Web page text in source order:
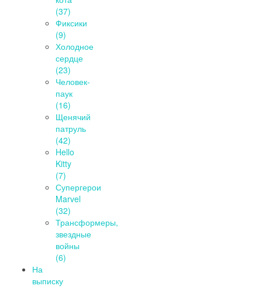
(37)
Фиксики
(9)
Холодное
сердце
(23)
Человек-
паук
(16)
Щенячий
патруль
(42)
Hello
Kitty
(7)
Супергерои
Marvel
(32)
Трансформеры,
звездные
войны
(6)
На
выписку